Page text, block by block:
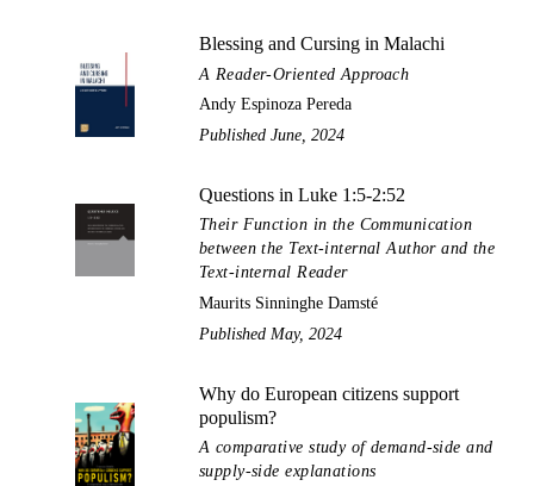
Blessing and Cursing in Malachi
A Reader-Oriented Approach
Andy Espinoza Pereda
Published June, 2024
Questions in Luke 1:5-2:52
Their Function in the Communication
between the Text-internal Author and the
Text-internal Reader
Maurits Sinninghe Damsté
Published May, 2024
Why do European citizens support
populism?
A comparative study of demand-side and
supply-side explanations